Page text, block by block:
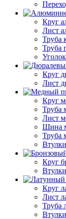
Круг
Лист
Труба
Труба
Круг
Лист
Круг
Труба
Лист
Шина
Труба
Круг
Круг
Лист
Труба